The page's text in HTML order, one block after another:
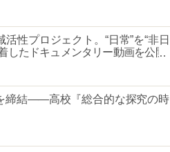
性プロジェクト。“日常”を“非日
たドキュメンタリー動画を公開
締結――高校『総合的な探究の時